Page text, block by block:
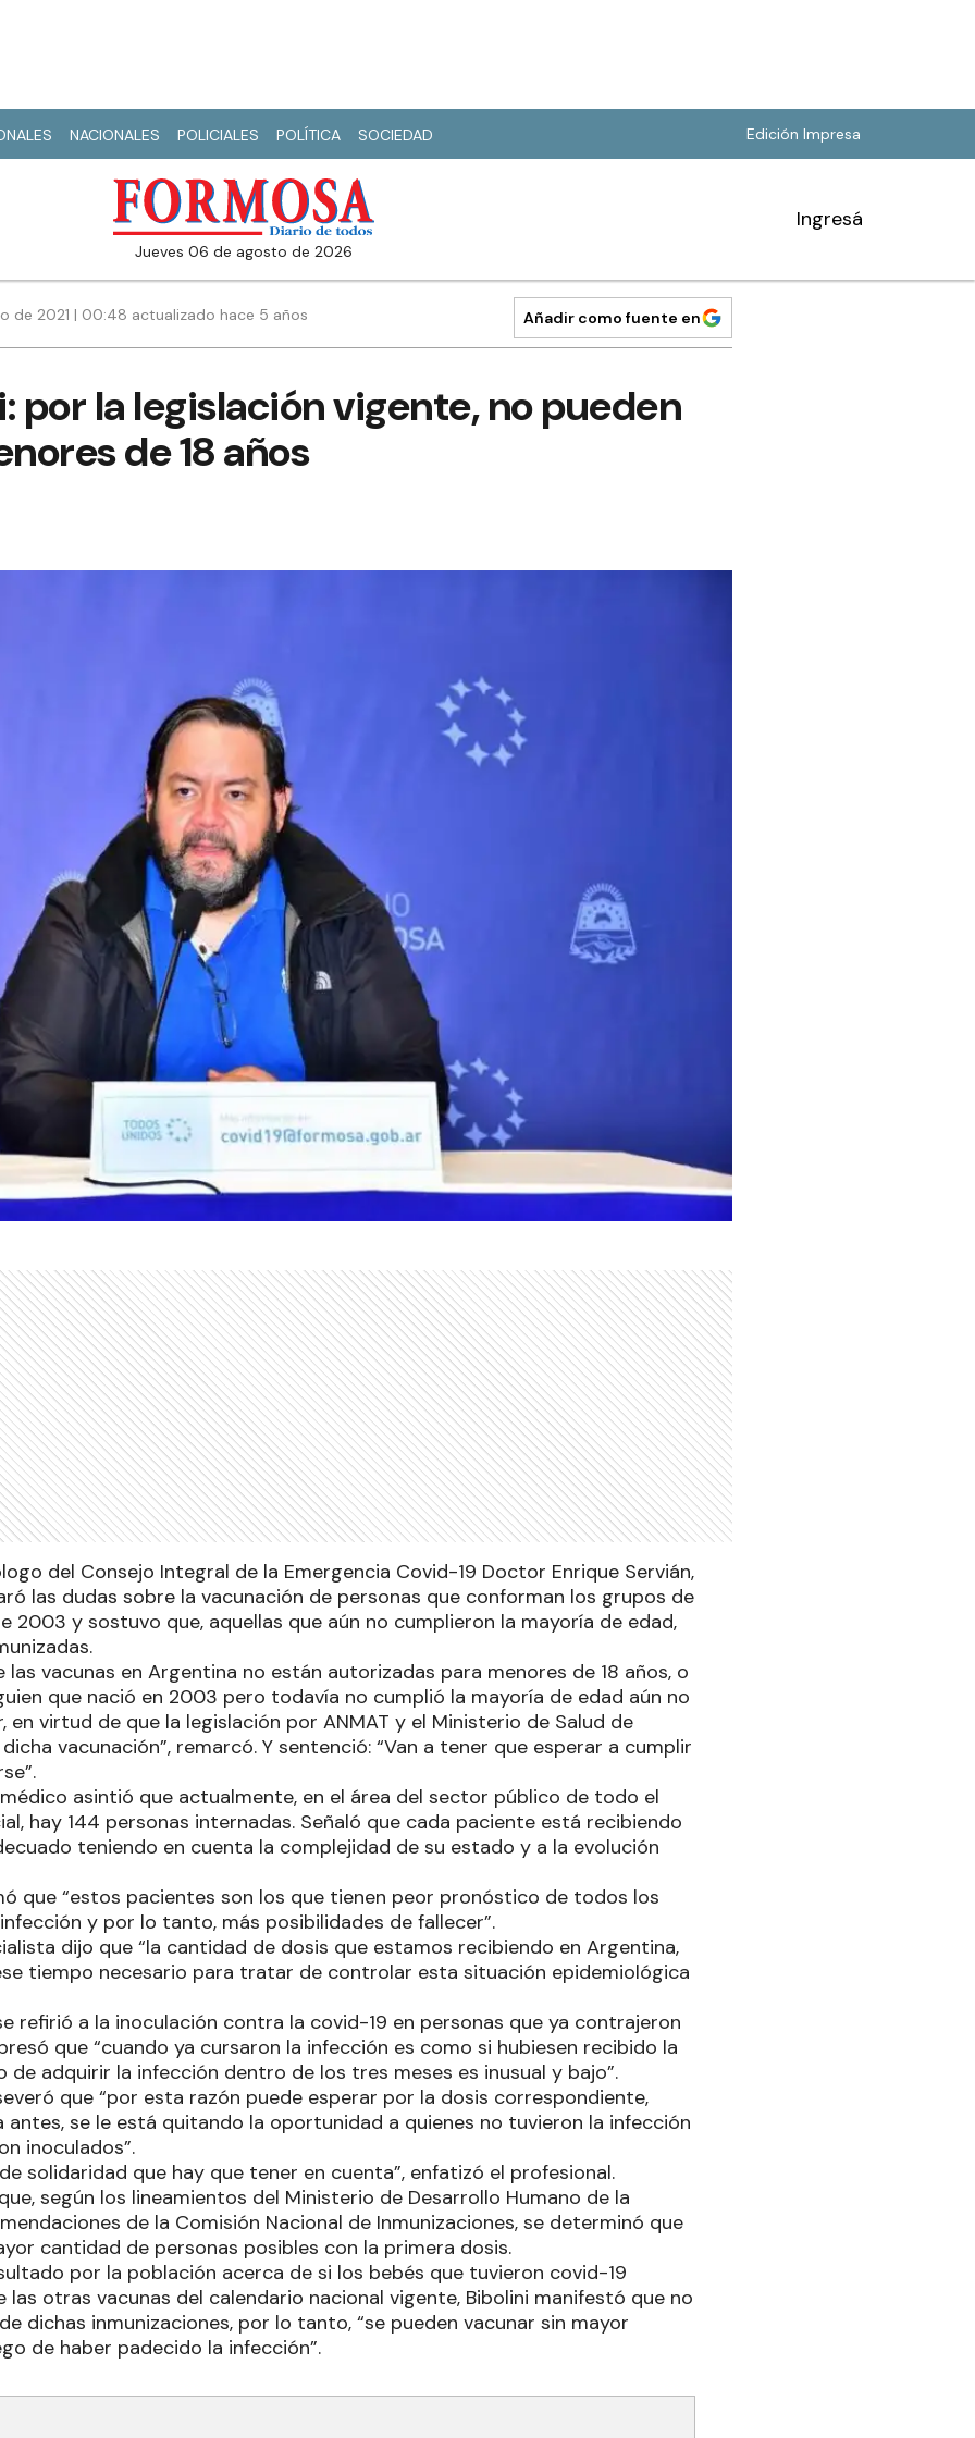
NACIONALES POLICIALES POLÍTICA SOCIEDAD Edición Impresa
jueves 06 de agosto de 2026
Ingresá
de 2021 | 00:48 actualizado hace 5 años Añadir como fuente en
por la legislación vigente, no pueden
de 18 años
del Consejo Integral de la Emergencia Covid-19 Doctor Enrique Servián,
las dudas sobre la vacunación de personas que conforman los grupos de
2003 y sostuvo que, aquellas que aún no cumplieron la mayoría de edad,
las vacunas en Argentina no están autorizadas para menores de 18 años, o
que nació en 2003 pero todavía no cumplió la mayoría de edad aún no
en virtud de que la legislación por ANMAT y el Ministerio de Salud de
vacunación”, remarcó. Y sentenció: “Van a tener que esperar a cumplir
asintió que actualmente, en el área del sector público de todo el
hay 144 personas internadas. Señaló que cada paciente está recibiendo
teniendo en cuenta la complejidad de su estado y a la evolución
que “estos pacientes son los que tienen peor pronóstico de todos los
y por lo tanto, más posibilidades de fallecer”.
dijo que “la cantidad de dosis que estamos recibiendo en Argentina,
tiempo necesario para tratar de controlar esta situación epidemiológica
refirió a la inoculación contra la covid-19 en personas que ya contrajeron
que “cuando ya cursaron la infección es como si hubiesen recibido la
de adquirir la infección dentro de los tres meses es inusual y bajo”.
que “por esta razón puede esperar por la dosis correspondiente,
antes, se le está quitando la oportunidad a quienes no tuvieron la infección
inoculados”.
solidaridad que hay que tener en cuenta”, enfatizó el profesional.
según los lineamientos del Ministerio de Desarrollo Humano de la
de la Comisión Nacional de Inmunizaciones, se determinó que
cantidad de personas posibles con la primera dosis.
por la población acerca de si los bebés que tuvieron covid-19
las otras vacunas del calendario nacional vigente, Bibolini manifestó que no
dichas inmunizaciones, por lo tanto, “se pueden vacunar sin mayor
de haber padecido la infección”.